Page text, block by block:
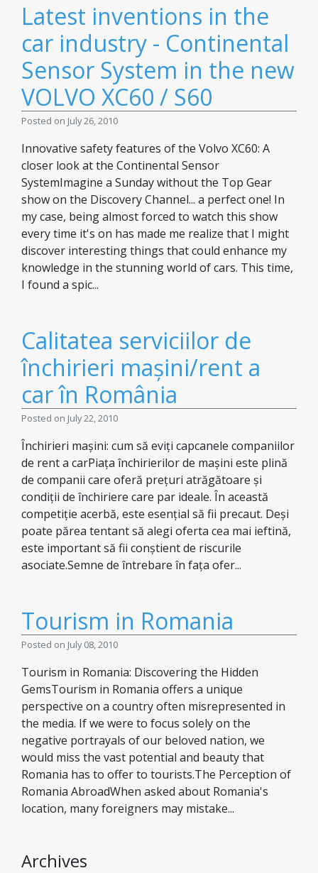
Latest inventions in the
car industry - Continental
Sensor System in the new
VOLVO XC60 / S60
Posted on July 26, 2010
Innovative safety features of the Volvo XC60: A
closer look at the Continental Sensor
SystemImagine a Sunday without the Top Gear
show on the Discovery Channel... a perfect one! In
my case, being almost forced to watch this show
every time it's on has made me realize that I might
discover interesting things that could enhance my
knowledge in the stunning world of cars. This time,
I found a spic...
Calitatea serviciilor de
închirieri mașini/rent a
car în România
Posted on July 22, 2010
Închirieri mașini: cum să eviți capcanele companiilor
de rent a carPiața închirierilor de mașini este plină
de companii care oferă prețuri atrăgătoare și
condiții de închiriere care par ideale. În această
competiție acerbă, este esențial să fii precaut. Deși
poate părea tentant să alegi oferta cea mai ieftină,
este important să fii conștient de riscurile
asociate.Semne de întrebare în fața ofer...
Tourism in Romania
Posted on July 08, 2010
Tourism in Romania: Discovering the Hidden
GemsTourism in Romania offers a unique
perspective on a country often misrepresented in
the media. If we were to focus solely on the
negative portrayals of our beloved nation, we
would miss the vast potential and beauty that
Romania has to offer to tourists.The Perception of
Romania AbroadWhen asked about Romania's
location, many foreigners may mistake...
Archives